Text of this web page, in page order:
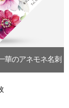
華のアネモネ名刺